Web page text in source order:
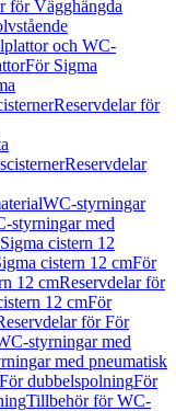
för Vägghängda
och WC-
För Sigma
Reservdelar för
Reservdelar
WC-styrningar
styrningar med
cistern 12
cistern 12 cmFör
12 cmReservdelar för
12 cmFör
för För
styrningar med
med pneumatisk
dubbelspolningFör
Tillbehör för WC-